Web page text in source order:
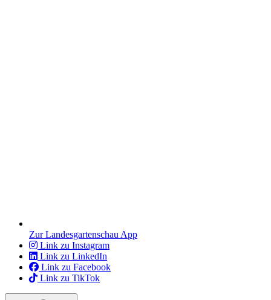
Zur Landesgartenschau App
Link zu Instagram
Link zu LinkedIn
Link zu Facebook
Link zu TikTok